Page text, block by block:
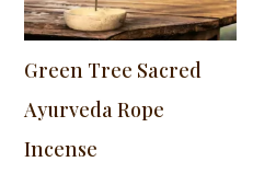
Green Tree Sacred
Ayurveda Rope
Incense